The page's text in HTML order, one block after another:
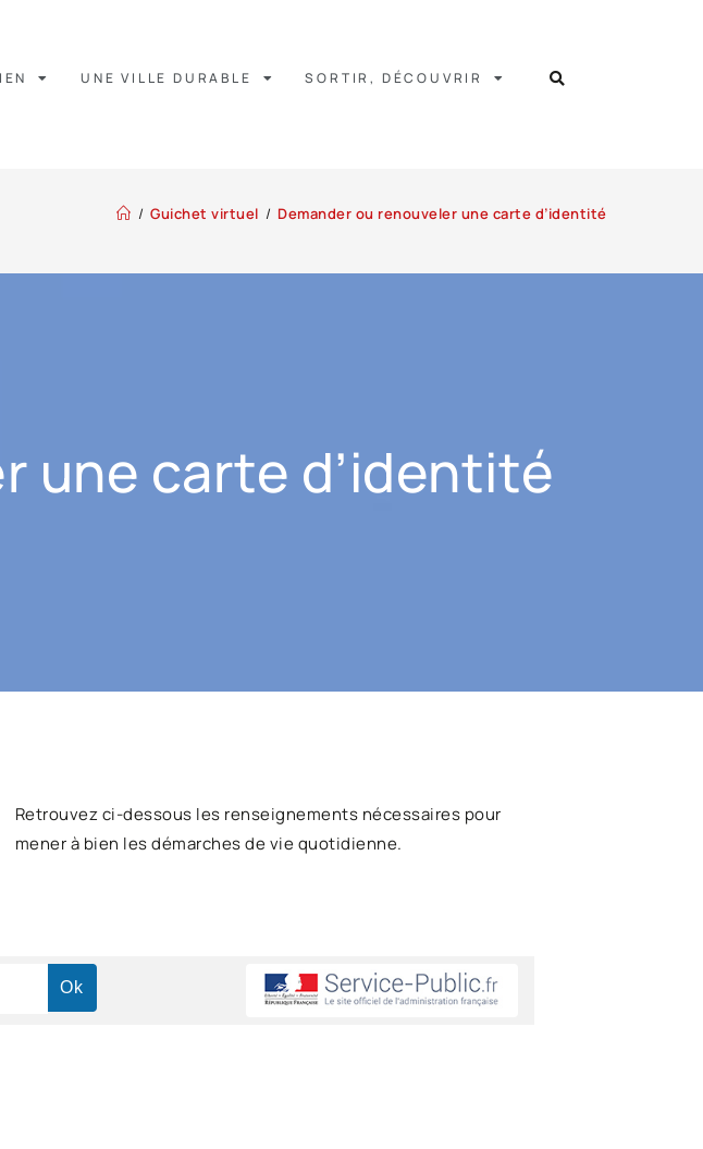
UNE VILLE DURABLE SORTIR, DÉCOUVRIR
/ Guichet virtuel / Demander ou renouveler une carte d’identité
une carte d’identité
Retrouvez ci-dessous les renseignements nécessaires pour
mener à bien les démarches de vie quotidienne.